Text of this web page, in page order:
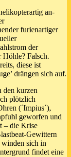
an-
furienartiger
der
Falsch.
diese ist
drängen sich auf.
den kurzen
plötzlich
(´Impius´),
geworfen und
– die Krise
Gewittern
winden sich in
findet eine